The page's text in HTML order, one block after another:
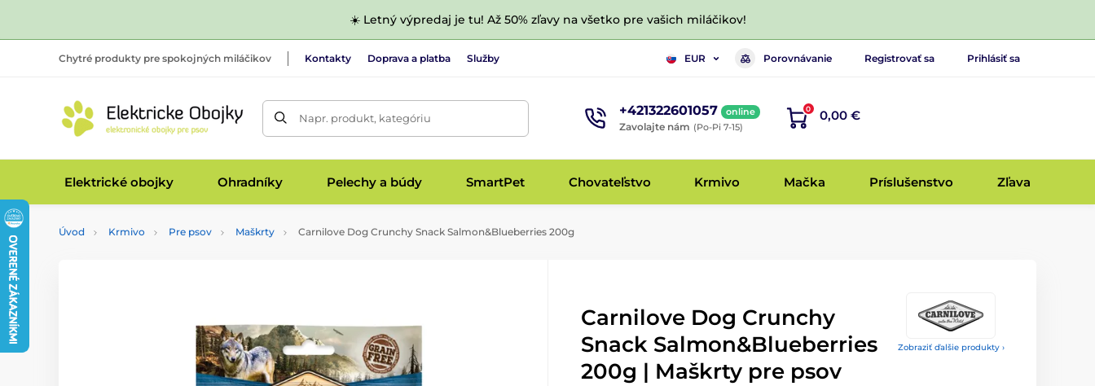
☀️ Letný výpredaj je tu! Až 50% zľavy na všetko pre vašich miláčikov!
Chytré produkty pre spokojných miláčikov Kontakty Doprava a platba Služby EUR Porovnávanie Registrovať sa Prihlásiť sa
Napr. produkt, kategóriu +421322601057 online
Zavolajte nám (Po-Pi 7-15)
0 0,00 €
Elektrické obojky Ohradníky Pelechy a búdy SmartPet Chovateľstvo Krmivo Mačka Príslušenstvo Zľava
Úvod Krmivo Pre psov Maškrty Carnilove Dog Crunchy Snack Salmon&Blueberries 200g
Zobraziť ďalšie produkty ›
Carnilove Dog Crunchy
Snack Salmon&Blueberries
200g | Maškrty pre psov